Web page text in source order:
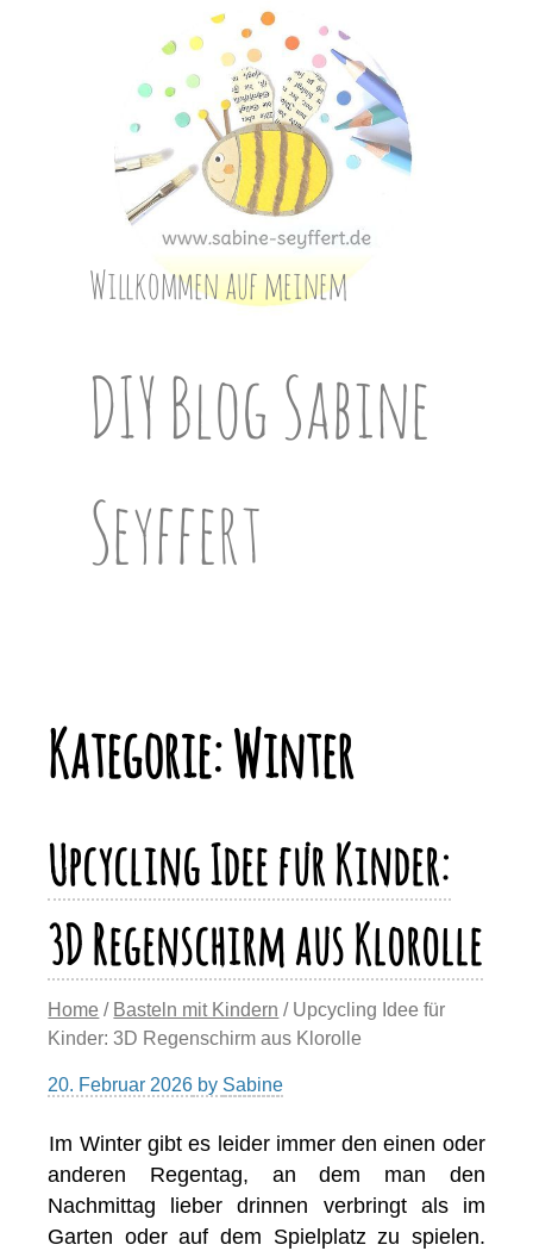
Willkommen auf meinem
DIY Blog Sabine
Seyffert
Kategorie:Winter
Upcycling Idee für Kinder:
3D Regenschirm aus Klorolle
Home / Basteln mit Kindern / Upcycling Idee für
Kinder: 3D Regenschirm aus Klorolle
20. Februar 2026 by Sabine
Im Winter gibt es leider immer den einen oder
anderen Regentag, an dem man den
Nachmittag lieber drinnen verbringt als im
Garten oder auf dem Spielplatz zu spielen.